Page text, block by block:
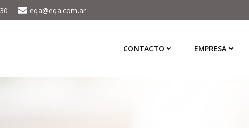
eqa@eqa.com.ar
CONTACTO EMPRESA